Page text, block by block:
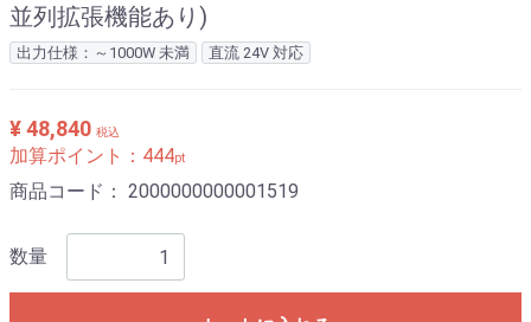
並列拡張機能あり)
出力仕様：～1000W 未満 直流 24V 対応
¥ 48,840 税込
加算ポイント： 444pt
商品コード： 2000000000001519
数量